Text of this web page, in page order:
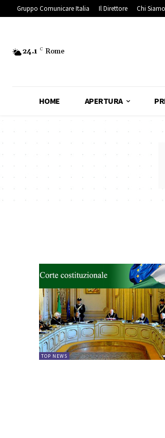
Gruppo Comunicare Italia Il Direttore Chi Siamo
24.1 C Rome
HOME APERTURA
TOP NEWS